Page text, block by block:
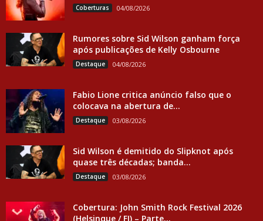
Coberturas 04/08/2026
Rumores sobre Sid Wilson ganham força
após publicações de Kelly Osbourne
Destaque 04/08/2026
Fabio Lione critica anúncio falso que o
colocava na abertura de...
Destaque 03/08/2026
Sid Wilson é demitido do Slipknot após
quase três décadas; banda...
Destaque 03/08/2026
Cobertura: John Smith Rock Festival 2026
(Helsinque / FI) – Parte...